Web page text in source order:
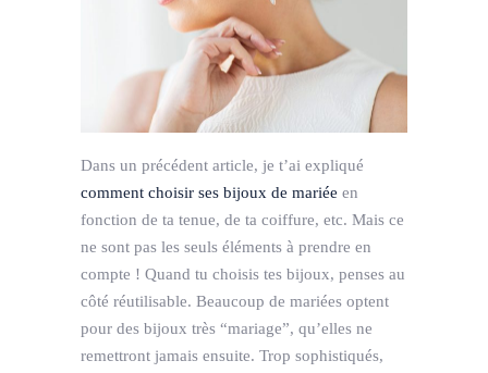
Dans un précédent article, je t’ai expliqué
comment choisir ses bijoux de mariée en
fonction de ta tenue, de ta coiffure, etc. Mais ce
ne sont pas les seuls éléments à prendre en
compte ! Quand tu choisis tes bijoux, penses au
côté réutilisable. Beaucoup de mariées optent
pour des bijoux très “mariage”, qu’elles ne
remettront jamais ensuite. Trop sophistiqués,